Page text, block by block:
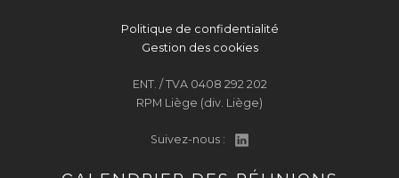
Politique de confidentialité
Gestion des cookies
ENT. / TVA 0408 292 202
RPM Liège (div. Liège)
Suivez-nous :